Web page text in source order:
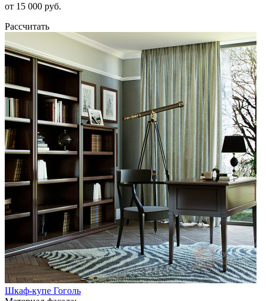
от 15 000 руб.
Рассчитать
Шкаф-купе Гоголь